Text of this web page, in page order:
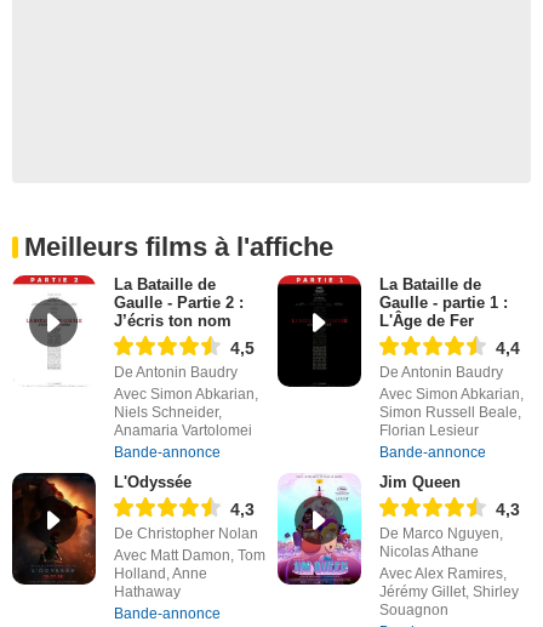
Meilleurs films à l'affiche
La Bataille de
Gaulle - Partie 2 :
J’écris ton nom
4,5
De Antonin Baudry
Avec Simon Abkarian,
Niels Schneider,
Anamaria Vartolomei
Bande-annonce
La Bataille de
Gaulle - partie 1 :
L'Âge de Fer
4,4
De Antonin Baudry
Avec Simon Abkarian,
Simon Russell Beale,
Florian Lesieur
Bande-annonce
L'Odyssée
4,3
De Christopher Nolan
Avec Matt Damon, Tom
Holland, Anne
Hathaway
Bande-annonce
Jim Queen
4,3
De Marco Nguyen,
Nicolas Athane
Avec Alex Ramires,
Jérémy Gillet, Shirley
Souagnon